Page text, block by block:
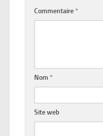
Commentaire*
Nom *
Site web